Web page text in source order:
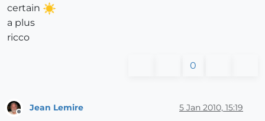
certain
a plus
ricco
0
Jean Lemire 5 Jan 2010, 15:19